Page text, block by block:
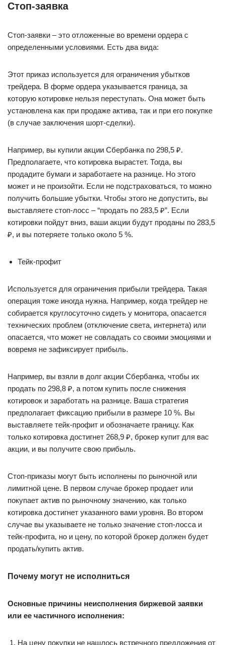
Стоп-заявка
Стоп-заявки – это отложенные во времени ордера с
определенными условиями. Есть два вида:
Этот приказ используется для ограничения убытков
трейдера. В форме ордера указывается граница, за
которую котировке нельзя переступать. Она может быть
установлена как при продаже актива, так и при его покупке
(в случае заключения шорт-сделки).
Например, вы купили акции Сбербанка по 298,5 ₽.
Предполагаете, что котировка вырастет. Тогда, вы
продадите бумаги и заработаете на разнице. Но этого
может и не произойти. Если не подстраховаться, то можно
получить большие убытки. Чтобы этого не допустить, вы
выставляете стоп-лосс – “продать по 283,5 ₽”. Если
котировки пойдут вниз, ваши акции будут проданы по 283,5
₽, и вы потеряете только около 5 %.
Тейк-профит
Используется для ограничения прибыли трейдера. Такая
операция тоже иногда нужна. Например, когда трейдер не
собирается круглосуточно сидеть у монитора, опасается
технических проблем (отключение света, интернета) или
опасается, что может не совладать со своими эмоциями и
вовремя не зафиксирует прибыль.
Например, вы взяли в долг акции Сбербанка, чтобы их
продать по 298,8 ₽, а потом купить после снижения
котировок и заработать на разнице. Ваша стратегия
предполагает фиксацию прибыли в размере 10 %. Вы
выставляете тейк-профит и обозначаете границу. Как
только котировка достигнет 268,9 ₽, брокер купит для вас
акции, и вы получите свою прибыль.
Стоп-приказы могут быть исполнены по рыночной или
лимитной цене. В первом случае брокер продает или
покупает актив по рыночному значению, как только
котировка достигнет указанного вами уровня. Во втором
случае вы указываете не только значение стоп-лосса и
тейк-профита, но и цену, по которой брокер должен будет
продать/купить актив.
Почему могут не исполниться
Основные причины неисполнения биржевой заявки
или ее частичного исполнения:
На цену покупки не нашлось встречного предложения от